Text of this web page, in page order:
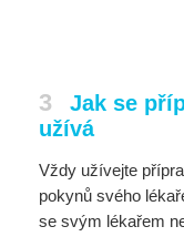
3
Jak se
užívá
Vždy užívejte
pokynů svého
se svým lékařem